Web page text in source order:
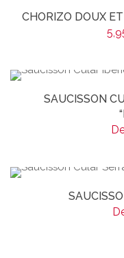
CHORIZO DOUX
SAUCISSON